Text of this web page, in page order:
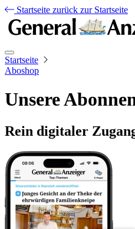
Startseite zurück zur Startseite
Startseite
Aboshop
Unsere
Rein digitaler